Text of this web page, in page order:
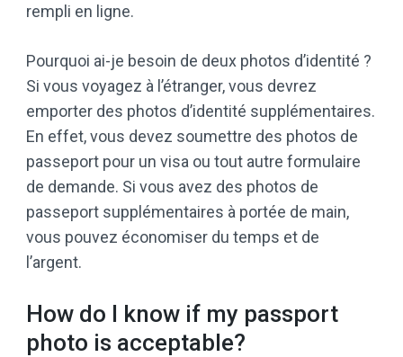
rempli en ligne.
Pourquoi ai-je besoin de deux photos d’identité ?
Si vous voyagez à l’étranger, vous devrez
emporter des photos d’identité supplémentaires.
En effet, vous devez soumettre des photos de
passeport pour un visa ou tout autre formulaire
de demande. Si vous avez des photos de
passeport supplémentaires à portée de main,
vous pouvez économiser du temps et de
l’argent.
How do I know if my passport
photo is acceptable?